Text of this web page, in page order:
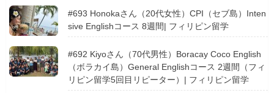
#693 Honokaさん（20代女性）CPI（セブ島）Inten
sive Englishコース 8週間| フィリピン留学
#692 Kiyoさん（70代男性）Boracay Coco English
（ボラカイ島）General Englishコース 2週間（フィ
リピン留学5回目リピーター）| フィリピン留学